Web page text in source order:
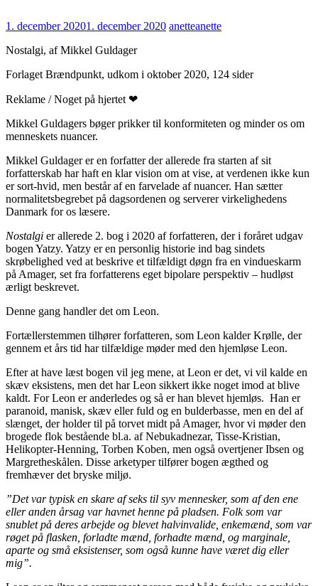
1. december 20201. december 2020 anetteanette
Nostalgi, af Mikkel Guldager
Forlaget Brændpunkt, udkom i oktober 2020, 124 sider
Reklame / Noget på hjertet ❤
Mikkel Guldagers bøger prikker til konformiteten og minder os om
menneskets nuancer.
Mikkel Guldager er en forfatter der allerede fra starten af sit
forfatterskab har haft en klar vision om at vise, at verdenen ikke kun
er sort-hvid, men består af en farvelade af nuancer. Han sætter
normalitetsbegrebet på dagsordenen og serverer virkelighedens
Danmark for os læsere.
Nostalgi er allerede 2. bog i 2020 af forfatteren, der i foråret udgav
bogen Yatzy. Yatzy er en personlig historie ind bag sindets
skrøbelighed ved at beskrive et tilfældigt døgn fra en vindueskarm
på Amager, set fra forfatterens eget bipolare perspektiv – hudløst
ærligt beskrevet.
Denne gang handler det om Leon.
Fortællerstemmen tilhører forfatteren, som Leon kalder Krølle, der
gennem et års tid har tilfældige møder med den hjemløse Leon.
Efter at have læst bogen vil jeg mene, at Leon er det, vi vil kalde en
skæv eksistens, men det har Leon sikkert ikke noget imod at blive
kaldt. For Leon er anderledes og så er han blevet hjemløs. Han er
paranoid, manisk, skæv eller fuld og en bulderbasse, men en del af
slænget, der holder til på torvet midt på Amager, hvor vi møder den
brogede flok bestående bl.a. af Nebukadnezar, Tisse-Kristian,
Helikopter-Henning, Torben Koben, men også overtjener Ibsen og
Margretheskålen. Disse arketyper tilfører bogen ægthed og
fremhæver det bryske miljø.
”Det var typisk en skare af seks til syv mennesker, som af den ene
eller anden årsag var havnet henne på pladsen. Folk som var
snublet på deres arbejde og blevet halvinvalide, enkemænd, som var
røget på flasken, forladte mænd, forhadte mænd, og marginale,
aparte og små eksistenser, som også kunne have været dig eller
mig”.